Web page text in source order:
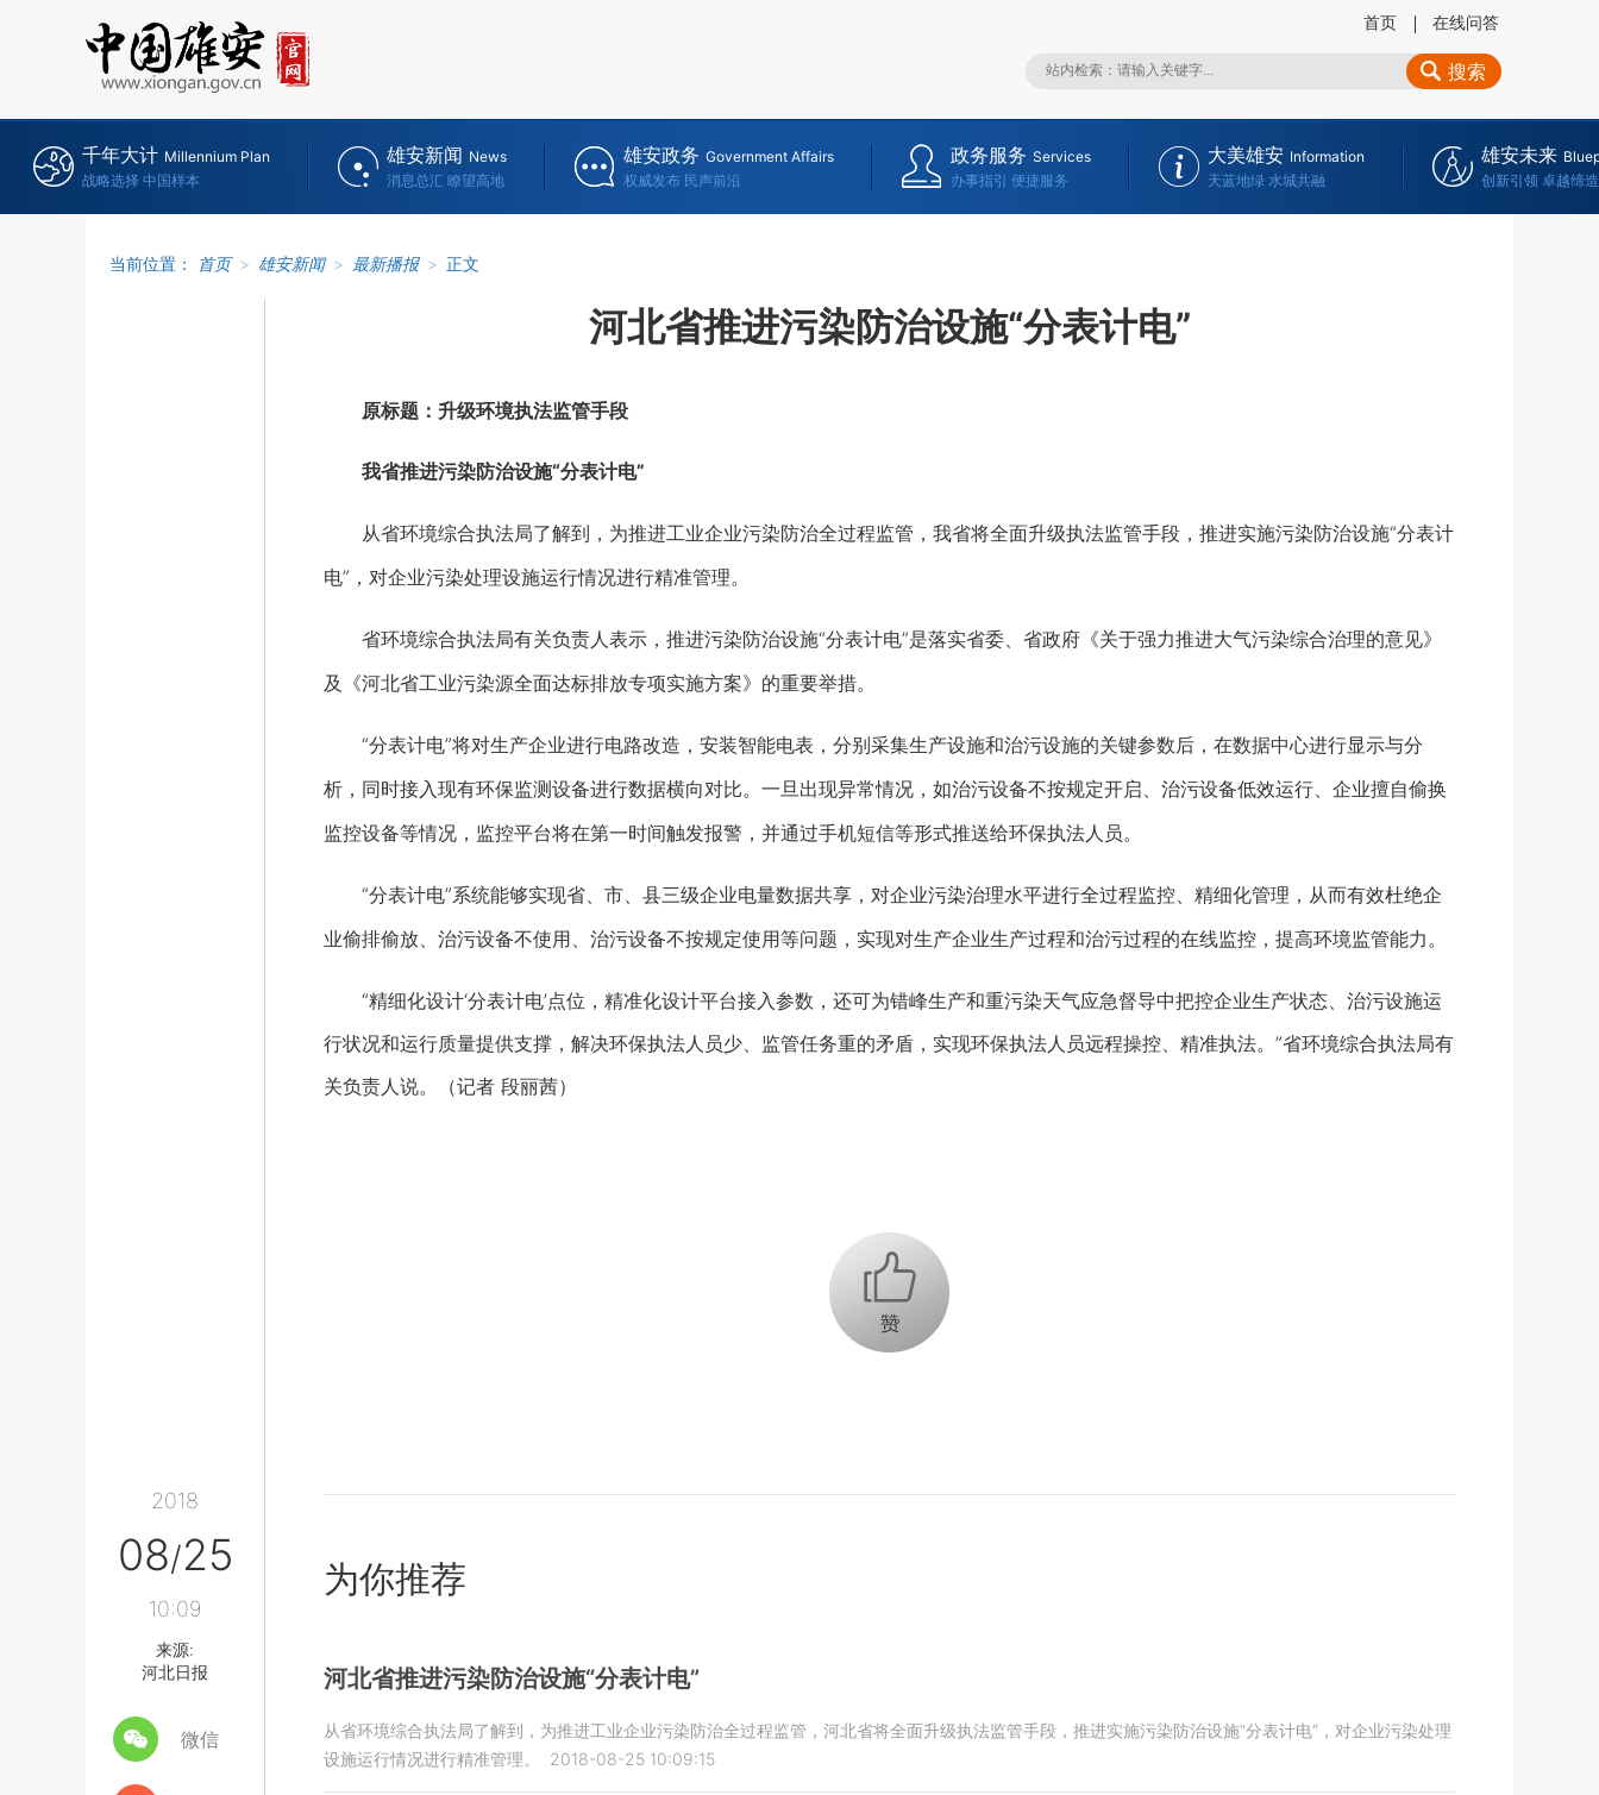
首页 在线问答
搜索
千年大计 Millennium Plan
战略选择 中国样本
雄安新闻 News
消息总汇 瞭望高地
雄安政务 Government Affairs
权威发布 民声前沿
政务服务 Services
办事指引 便捷服务
大美雄安 Information
天蓝地绿 水城共融
雄安未来
创新引领 卓越缔造
当前位置： 首页 > 雄安新闻 > 最新播报 > 正文
2018
08/25
10:09
来源:
河北日报
微信
河北省推进污染防治设施“分表计电”
原标题：升级环境执法监管手段
我省推进污染防治设施“分表计电”
从省环境综合执法局了解到，为推进工业企业污染防治全过程监管，我省将全面升级执法监管手段，推进实施污染防治设施“分表计
电”，对企业污染处理设施运行情况进行精准管理。
省环境综合执法局有关负责人表示，推进污染防治设施“分表计电”是落实省委、省政府《关于强力推进大气污染综合治理的意见》
及《河北省工业污染源全面达标排放专项实施方案》的重要举措。
“分表计电”将对生产企业进行电路改造，安装智能电表，分别采集生产设施和治污设施的关键参数后，在数据中心进行显示与分
析，同时接入现有环保监测设备进行数据横向对比。一旦出现异常情况，如治污设备不按规定开启、治污设备低效运行、企业擅自偷换
监控设备等情况，监控平台将在第一时间触发报警，并通过手机短信等形式推送给环保执法人员。
“分表计电”系统能够实现省、市、县三级企业电量数据共享，对企业污染治理水平进行全过程监控、精细化管理，从而有效杜绝企
业偷排偷放、治污设备不使用、治污设备不按规定使用等问题，实现对生产企业生产过程和治污过程的在线监控，提高环境监管能力。
“精细化设计‘分表计电’点位，精准化设计平台接入参数，还可为错峰生产和重污染天气应急督导中把控企业生产状态、治污设施运
行状况和运行质量提供支撑，解决环保执法人员少、监管任务重的矛盾，实现环保执法人员远程操控、精准执法。”省环境综合执法局有
关负责人说。（记者 段丽茜）
+1
为你推荐
河北省推进污染防治设施“分表计电”
从省环境综合执法局了解到，为推进工业企业污染防治全过程监管，河北省将全面升级执法监管手段，推进实施污染防治设施“分表计电”，对企业污染处理
设施运行情况进行精准管理。
2018-08-25 10:09:15